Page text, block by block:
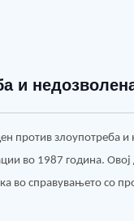
и
против злоупотреба и
во 1987 година. Овој
во справувањето со